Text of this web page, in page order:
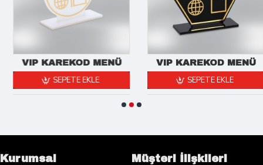
VIP KAREKOD MENÜ
SEPETE EKLE
VIP KAREKOD MENÜ
SEPETE EKLE
Kurumsal Müşteri İlişkileri